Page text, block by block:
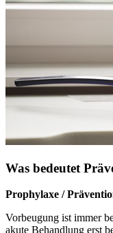
Was bedeutet
Prophylaxe /
Vorbeugung ist immer
akute Behandlung erst